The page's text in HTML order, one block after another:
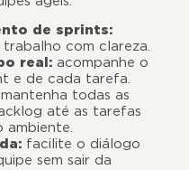
de sprints:
com clareza.
real: acompanhe o
e de cada tarefa.
mantenha todas as
até as tarefas
ambiente.
facilite o diálogo
sem sair da